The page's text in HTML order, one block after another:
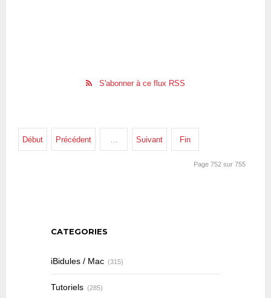
S'abonner à ce flux RSS
Début Précédent … Suivant Fin
Page 752 sur 755
CATEGORIES
iBidules / Mac (315)
Tutoriels (285)